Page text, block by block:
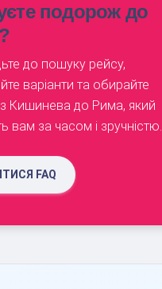
подорож до
до пошуку рейсу,
варіанти та обирайте
Кишинева до Рима, який
вам за часом і зручністю.
FAQ